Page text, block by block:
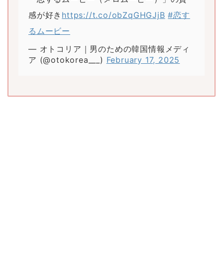
感が好き https://t.co/obZqGHGJjB #恋す
るムービー
— オトコリア｜男のための韓国情報メディ
ア (@otokorea___) February 17, 2025